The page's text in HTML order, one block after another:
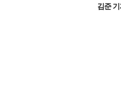
김준 기